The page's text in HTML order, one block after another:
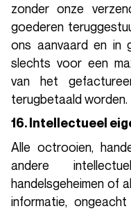
zonder onze
goederen
ons aanvaard en in
slechts voor een
van het
terugbetaald worden.
16. Intellectueel
Alle octrooien,
andere
handelsgeheimen of
informatie,